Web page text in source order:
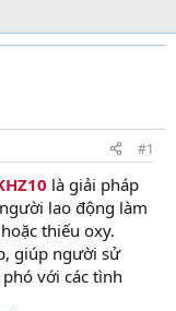
#1
là giải pháp
lao động làm
thiếu oxy.
giúp người sử
với các tình